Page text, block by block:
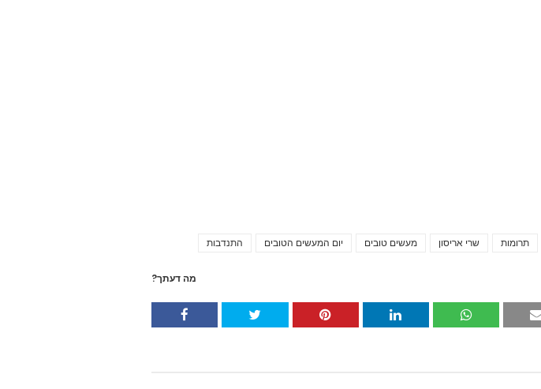
התנדבות יום המעשים הטובים מעשים טובים שרי אריסון תרומות
מה דעתך?